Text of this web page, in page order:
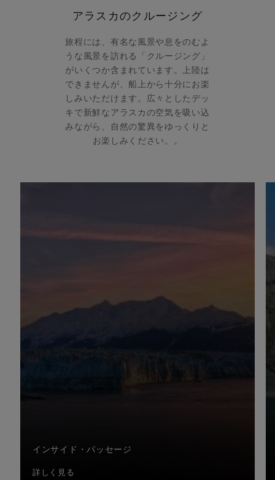
アラスカのクルージング
旅程には、有名な風景や息をのむよ
うな風景を訪れる「クルージング」
がいくつか含まれています。上陸は
できませんが、船上から十分にお楽
しみいただけます。広々としたデッ
キで新鮮なアラスカの空気を吸い込
みながら、自然の驚異をゆっくりと
お楽しみください。。
インサイド・パッセージ
詳しく見る